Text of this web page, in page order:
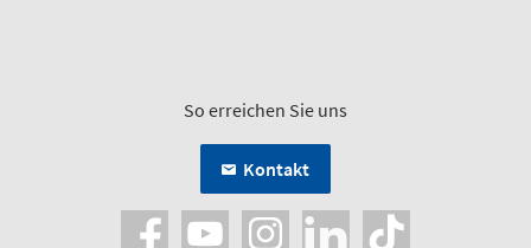
So erreichen Sie uns
Kontakt